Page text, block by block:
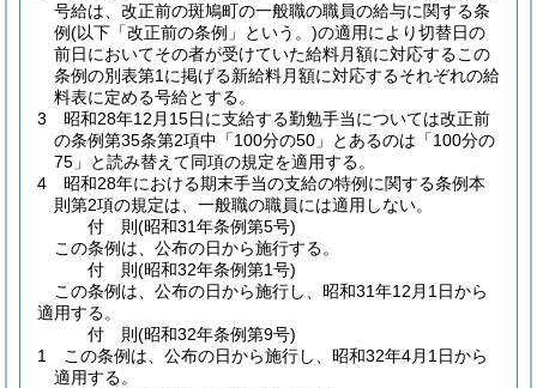
号給は、改正前の斑鳩町の一般職の職員の給与に関する条
例(以下「改正前の条例」という。)の適用により切替日の
前日においてその者が受けていた給料月額に対応するこの
条例の別表第1に掲げる新給料月額に対応するそれぞれの給
料表に定める号給とする。
3
昭和28年12月15日に支給する勤勉手当については改正前
の条例第35条第2項中「100分の50」とあるのは「100分の
75」と読み替えて同項の規定を適用する。
4
昭和28年における期末手当の支給の特例に関する条例本
則第2項の規定は、一般職の職員には適用しない。
付 則(昭和31年条例第5号)
この条例は、公布の日から施行する。
付 則(昭和32年条例第1号)
この条例は、公布の日から施行し、昭和31年12月1日から
適用する。
付 則(昭和32年条例第9号)
1
この条例は、公布の日から施行し、昭和32年4月1日から
適用する。